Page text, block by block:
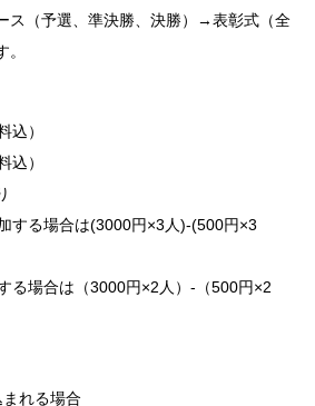
（予選、準決勝、決勝）→表彰式（全
込）
込）
する場合は(3000円×3人)-(500円×3
る場合は（3000円×2人）-（500円×2
れる場合